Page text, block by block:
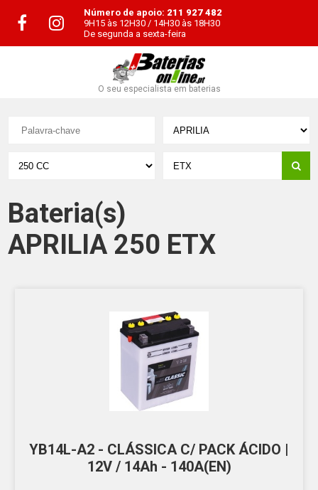
Número de apoio: 211 927 482
9H15 às 12H30 / 14H30 às 18H30
De segunda a sexta-feira
O seu especialista em baterias
Bateria(s)
APRILIA 250 ETX
YB14L-A2 - CLÁSSICA C/ PACK ÁCIDO |
12V / 14Ah - 140A(EN)